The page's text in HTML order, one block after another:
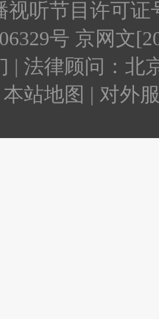
视听节目许可证
号 京网文
| 法律顾问：北
本站地图 | 对外